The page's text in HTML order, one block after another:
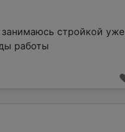
занимаюсь стройкой уже
работы